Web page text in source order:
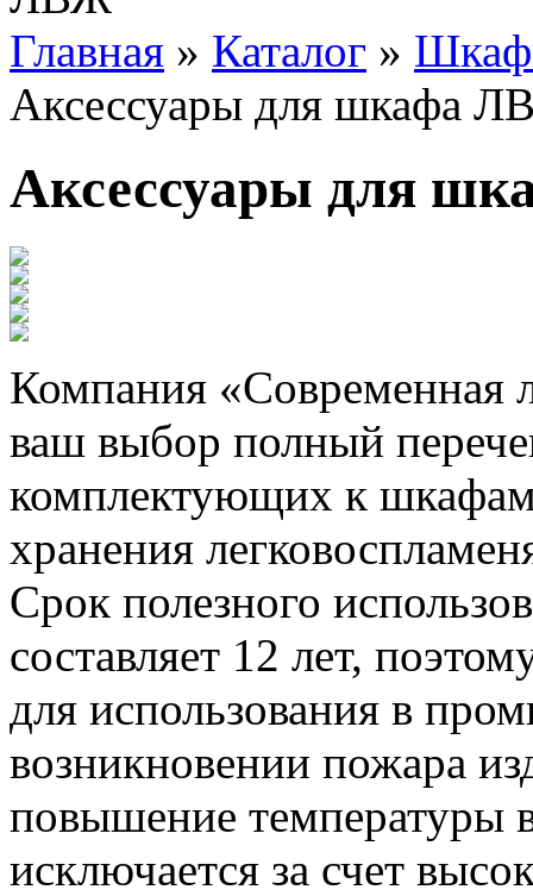
Главная » Каталог »
Аксессуары для шкафа
Аксессуары для
Компания «Современная
ваш выбор полный
комплектующих к
хранения
Срок полезного
составляет 12 лет,
для использования в
возникновении пожара
повышение температуры
исключается за счет